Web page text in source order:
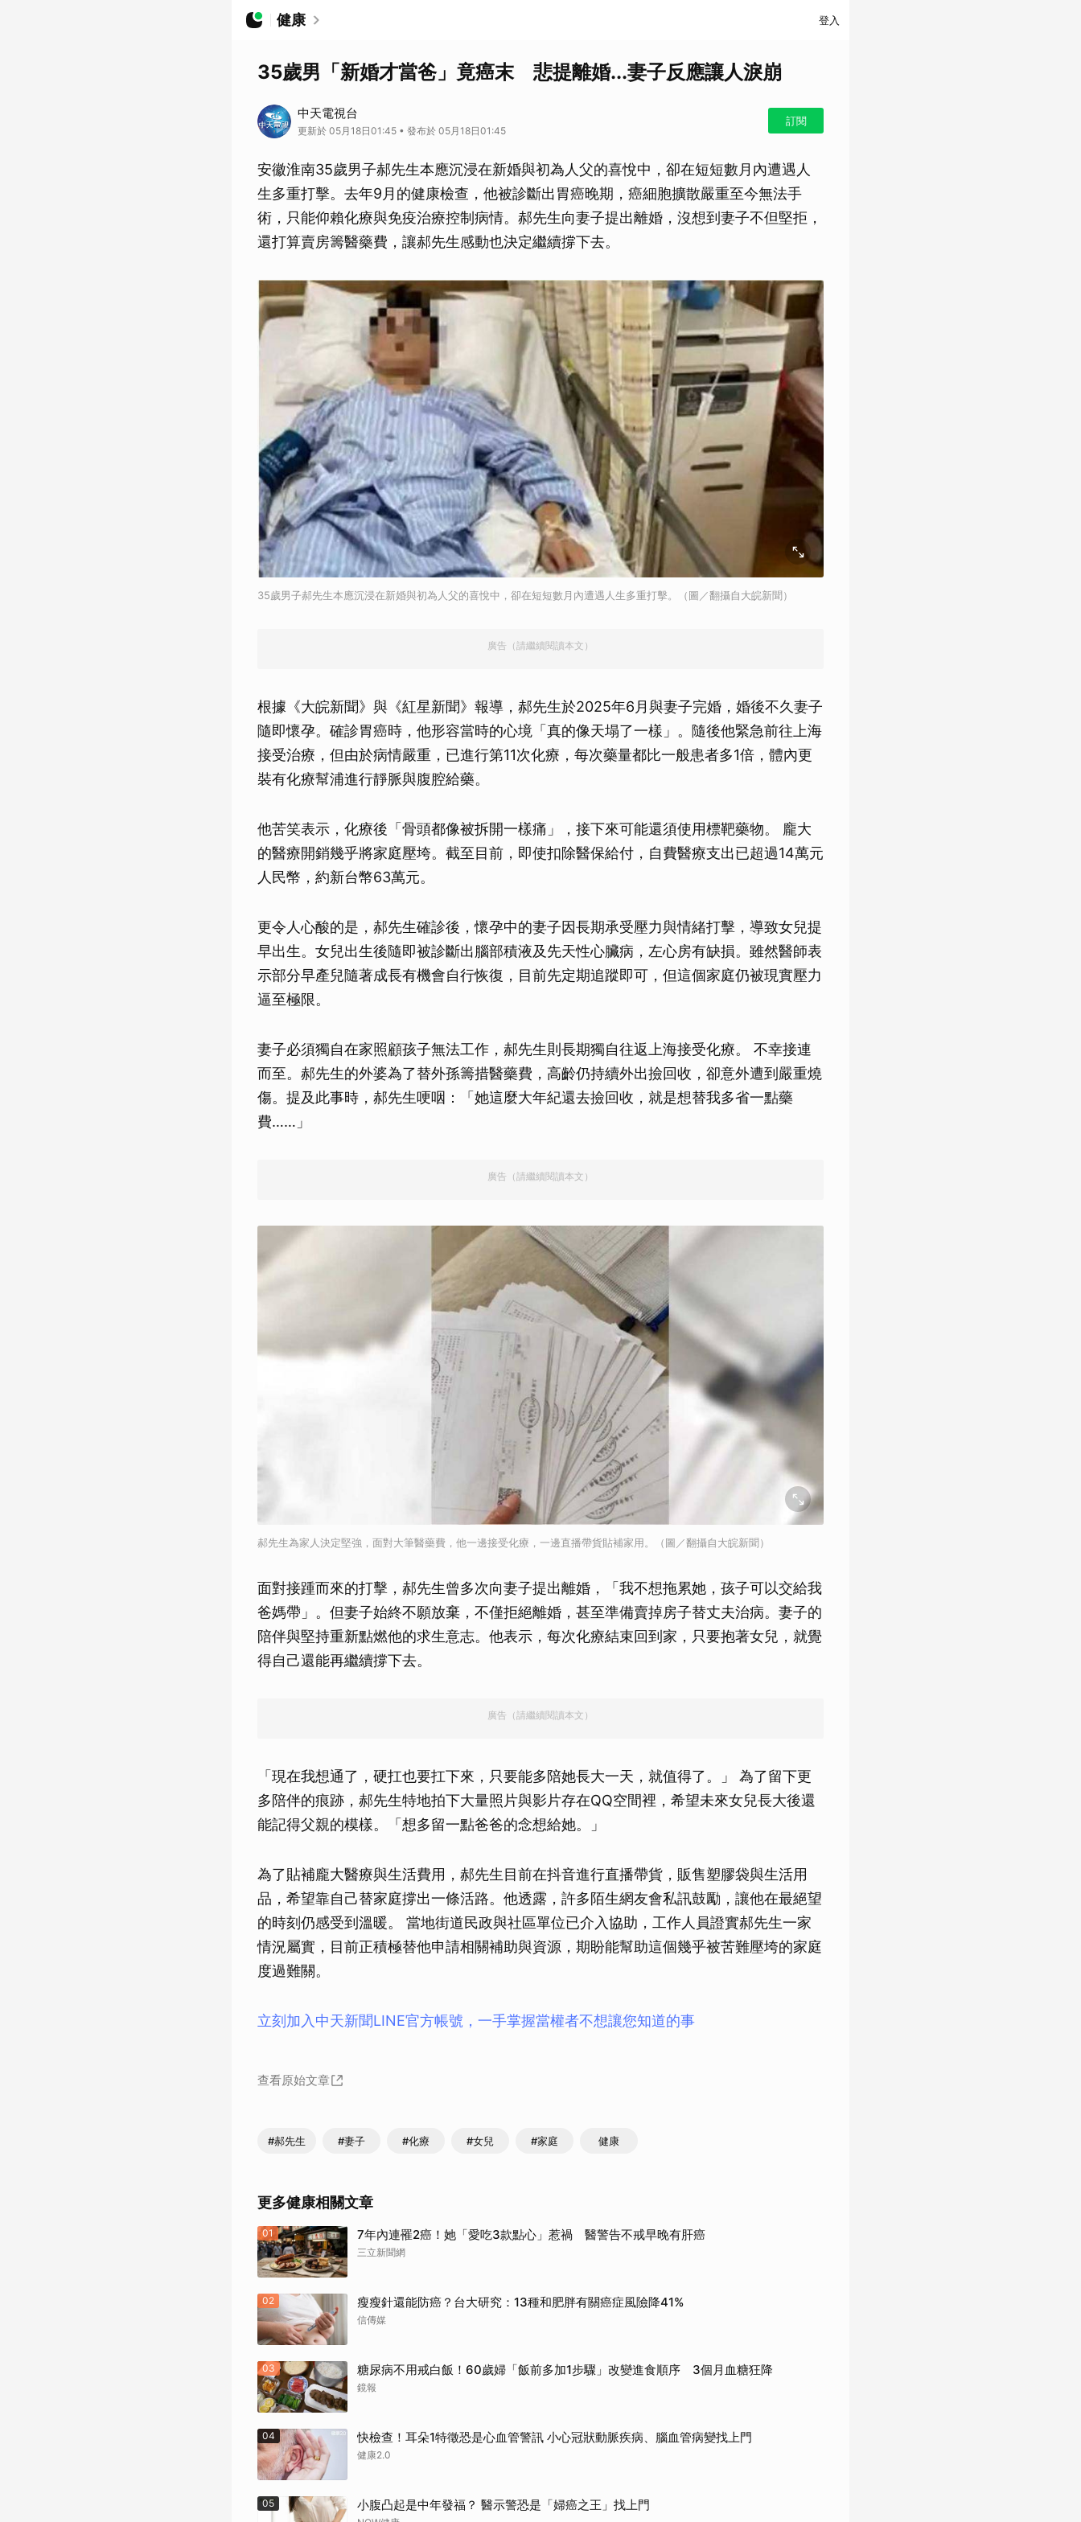
健康 登入
35歲男「新婚才當爸」竟癌末 悲提離婚...妻子反應讓人淚崩
中天電視台
更新於 05月18日01:45 • 發布於 05月18日01:45
訂閱
安徽淮南35歲男子郝先生本應沉浸在新婚與初為人父的喜悅中，卻在短短數月內遭遇人
生多重打擊。去年9月的健康檢查，他被診斷出胃癌晚期，癌細胞擴散嚴重至今無法手
術，只能仰賴化療與免疫治療控制病情。郝先生向妻子提出離婚，沒想到妻子不但堅拒，
還打算賣房籌醫藥費，讓郝先生感動也決定繼續撐下去。
35歲男子郝先生本應沉浸在新婚與初為人父的喜悅中，卻在短短數月內遭遇人生多重打擊。（圖／翻攝自大皖新聞）
廣告（請繼續閱讀本文）
根據《大皖新聞》與《紅星新聞》報導，郝先生於2025年6月與妻子完婚，婚後不久妻子
隨即懷孕。確診胃癌時，他形容當時的心境「真的像天塌了一樣」。隨後他緊急前往上海
接受治療，但由於病情嚴重，已進行第11次化療，每次藥量都比一般患者多1倍，體內更
裝有化療幫浦進行靜脈與腹腔給藥。
他苦笑表示，化療後「骨頭都像被拆開一樣痛」，接下來可能還須使用標靶藥物。 龐大
的醫療開銷幾乎將家庭壓垮。截至目前，即使扣除醫保給付，自費醫療支出已超過14萬元
人民幣，約新台幣63萬元。
更令人心酸的是，郝先生確診後，懷孕中的妻子因長期承受壓力與情緒打擊，導致女兒提
早出生。女兒出生後隨即被診斷出腦部積液及先天性心臟病，左心房有缺損。雖然醫師表
示部分早產兒隨著成長有機會自行恢復，目前先定期追蹤即可，但這個家庭仍被現實壓力
逼至極限。
妻子必須獨自在家照顧孩子無法工作，郝先生則長期獨自往返上海接受化療。 不幸接連
而至。郝先生的外婆為了替外孫籌措醫藥費，高齡仍持續外出撿回收，卻意外遭到嚴重燒
傷。提及此事時，郝先生哽咽：「她這麼大年紀還去撿回收，就是想替我多省一點藥
費……」
廣告（請繼續閱讀本文）
郝先生為家人決定堅強，面對大筆醫藥費，他一邊接受化療，一邊直播帶貨貼補家用。（圖／翻攝自大皖新聞）
面對接踵而來的打擊，郝先生曾多次向妻子提出離婚，「我不想拖累她，孩子可以交給我
爸媽帶」。但妻子始終不願放棄，不僅拒絕離婚，甚至準備賣掉房子替丈夫治病。妻子的
陪伴與堅持重新點燃他的求生意志。他表示，每次化療結束回到家，只要抱著女兒，就覺
得自己還能再繼續撐下去。
廣告（請繼續閱讀本文）
「現在我想通了，硬扛也要扛下來，只要能多陪她長大一天，就值得了。」 為了留下更
多陪伴的痕跡，郝先生特地拍下大量照片與影片存在QQ空間裡，希望未來女兒長大後還
能記得父親的模樣。「想多留一點爸爸的念想給她。」
為了貼補龐大醫療與生活費用，郝先生目前在抖音進行直播帶貨，販售塑膠袋與生活用
品，希望靠自己替家庭撐出一條活路。他透露，許多陌生網友會私訊鼓勵，讓他在最絕望
的時刻仍感受到溫暖。 當地街道民政與社區單位已介入協助，工作人員證實郝先生一家
情況屬實，目前正積極替他申請相關補助與資源，期盼能幫助這個幾乎被苦難壓垮的家庭
度過難關。
立刻加入中天新聞LINE官方帳號，一手掌握當權者不想讓您知道的事
查看原始文章
#郝先生 #妻子 #化療 #女兒 #家庭 健康
更多健康相關文章
01 7年內連罹2癌！她「愛吃3款點心」惹禍 醫警告不戒早晚有肝癌
三立新聞網
02 瘦瘦針還能防癌？台大研究：13種和肥胖有關癌症風險降41%
信傳媒
03 糖尿病不用戒白飯！60歲婦「飯前多加1步驟」改變進食順序 3個月血糖狂降
鏡報
04 快檢查！耳朵1特徵恐是心血管警訊 小心冠狀動脈疾病、腦血管病變找上門
健康2.0
05 小腹凸起是中年發福？ 醫示警恐是「婦癌之王」找上門
取消